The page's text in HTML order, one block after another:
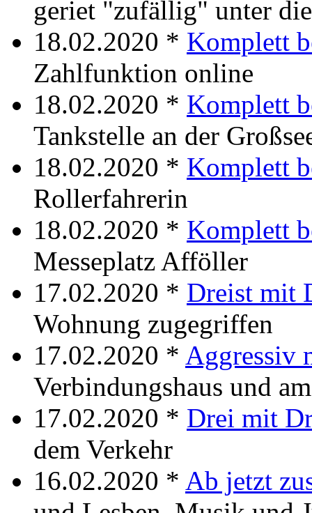
geriet "zufällig" unter
18.02.2020 * Komplett
Zahlfunktion online
18.02.2020 * Komplett
Tankstelle an der
18.02.2020 * Komplett
Rollerfahrerin
18.02.2020 * Komplett
Messeplatz Afföller
17.02.2020 * Dreist mit
Wohnung zugegriffen
17.02.2020 * Aggressiv
Verbindungshaus und
17.02.2020 * Drei mit
dem Verkehr
16.02.2020 * Ab jetzt